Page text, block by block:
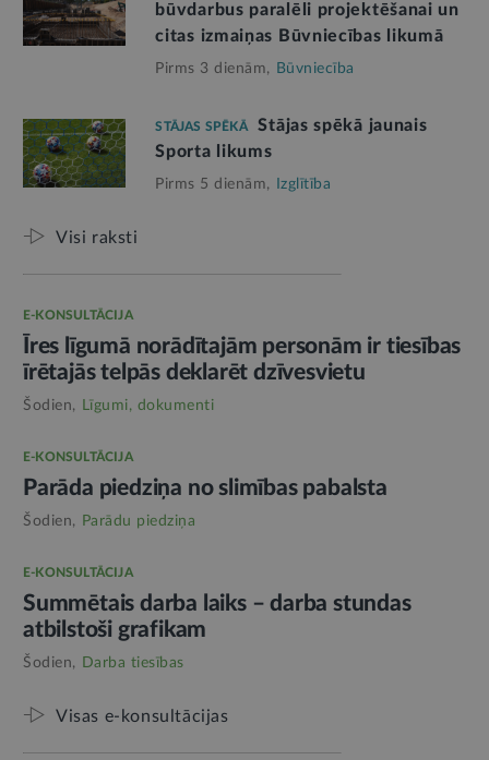
būvdarbus paralēli projektēšanai un
citas izmaiņas Būvniecības likumā
Pirms 3 dienām, Būvniecība
STĀJAS SPĒKĀ
Stājas spēkā jaunais
Sporta likums
Pirms 5 dienām, Izglītība
Visi raksti
E-KONSULTĀCIJA
Īres līgumā norādītajām personām ir tiesības
īrētajās telpās deklarēt dzīvesvietu
Šodien, Līgumi, dokumenti
E-KONSULTĀCIJA
Parāda piedziņa no slimības pabalsta
Šodien, Parādu piedziņa
E-KONSULTĀCIJA
Summētais darba laiks – darba stundas
atbilstoši grafikam
Šodien, Darba tiesības
Visas e-konsultācijas